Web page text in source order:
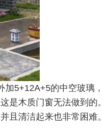
5+12A+5的中空玻璃，
是木质门窗无法做到的。
且清洁起来也非常困难。